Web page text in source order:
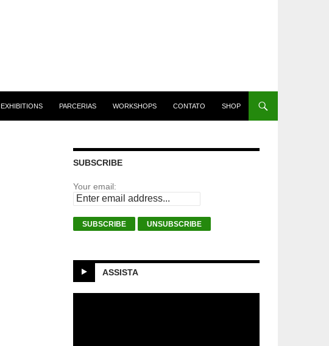
EXHIBITIONS PARCERIAS WORKSHOPS CONTATO SHOP
SUBSCRIBE
Your email:
ASSISTA